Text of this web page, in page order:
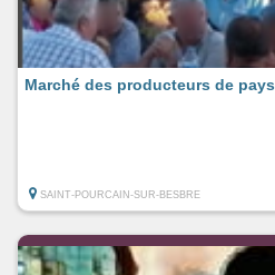
Marché des producteurs de pays
SAINT-POURCAIN-SUR-BESBRE